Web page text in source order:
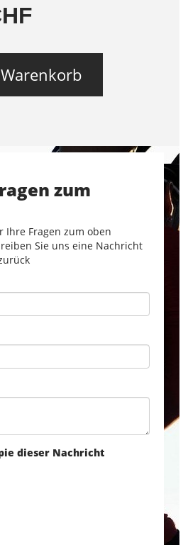
zum
Fragen zum oben
Sie uns eine Nachricht
dieser Nachricht